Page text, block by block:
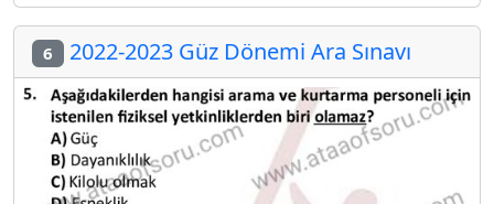
6 2022-2023 Güz Dönemi Ara Sınavı